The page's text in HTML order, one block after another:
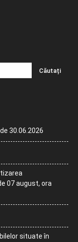
30.06.2026
07 august, ora
situate în